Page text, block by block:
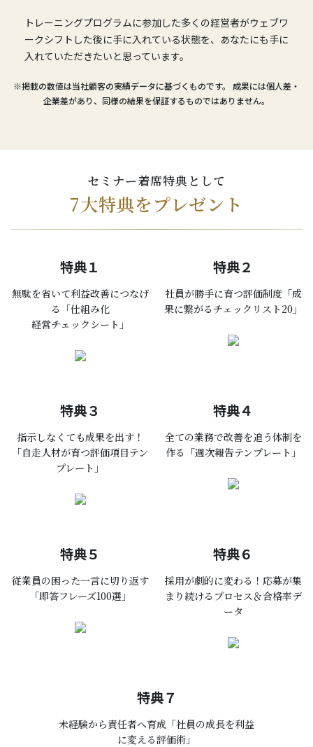
トレーニングプログラムに参加した多くの経営者がウェブワ
ークシフトした後に手に入れている状態を、あなたにも手に
入れていただきたいと思っています。
※掲載の数値は当社顧客の実績データに基づくものです。 成果には個人差・
企業差があり、同様の結果を保証するものではありません。
セミナー着席特典として
7大特典をプレゼント
特典１
無駄を省いて利益改善につなげ
る「仕組み化
経営チェックシート」
特典２
社員が勝手に育つ評価制度「成
果に繋がるチェックリスト20」
特典３
指示しなくても成果を出す！
「自走人材が育つ評価項目テン
プレート」
特典４
全ての業務で改善を追う体制を
作る「週次報告テンプレート」
特典５
従業員の困った一言に切り返す
「即答フレーズ100選」
特典６
採用が劇的に変わる！応募が集
まり続けるプロセス＆合格率デ
ータ
特典７
未経験から責任者へ育成「社員の成長を利益
に変える評価術」